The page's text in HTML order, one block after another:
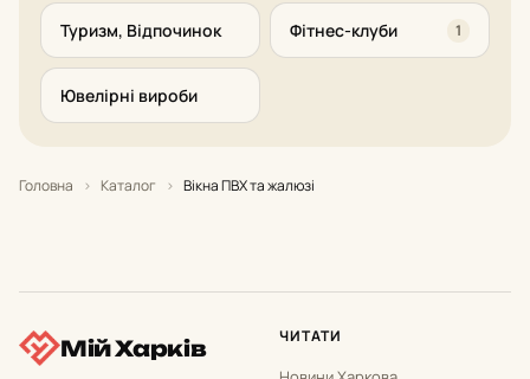
Туризм, Відпочинок Фітнес-клуби 1
Ювелірні вироби
Головна › Каталог › Вікна ПВХ та жалюзі
Мій Харків ЧИТАТИ